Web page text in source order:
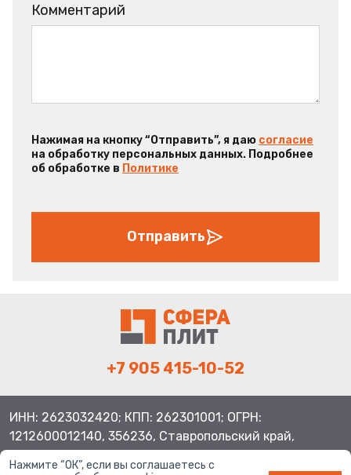
Комментарий
Нажимая на кнопку “Отправить”, я даю согласие
на обработку персональных данных. Подробнее
об обработке в Политике
Отправить
+7 905 415-10-52
ИНН: 2623032420; КПП: 262301001; ОГРН:
1212600012140, 356236, Ставропольский край,
Нажмите “ОК”, если вы соглашаетесь с